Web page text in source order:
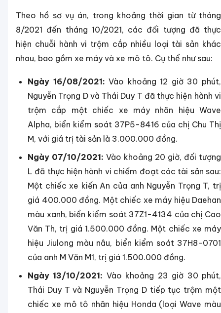
Theo hồ sơ vụ án, trong khoảng thời gian từ tháng
8/2021 đến tháng 10/2021, các đối tượng đã thực
hiện chuỗi hành vi trộm cắp nhiều loại tài sản khác
nhau, bao gồm xe máy và xe mô tô. Cụ thể như sau:
Ngày 16/08/2021: Vào khoảng 12 giờ 30 phút,
Nguyễn Trọng D và Thái Duy T đã thực hiện hành vi
trộm cắp một chiếc xe máy nhãn hiệu Wave
Alpha, biển kiểm soát 37P5-8416 của chị Chu Thị
M, với giá trị tài sản là 3.000.000 đồng.
Ngày 07/10/2021: Vào khoảng 20 giờ, đối tượng
L đã thực hiện hành vi chiếm đoạt các tài sản sau:
Một chiếc xe kiến An của anh Nguyễn Trọng T, trị
giá 400.000 đồng. Một chiếc xe máy hiệu Daehan
màu xanh, biển kiểm soát 37Z1-4134 của chị Cao
Văn Th, trị giá 1.500.000 đồng. Một chiếc xe máy
hiệu Jiulong màu nâu, biển kiểm soát 37H8-0701
của anh M Văn M1, trị giá 1.500.000 đồng.
Ngày 13/10/2021: Vào khoảng 23 giờ 30 phút,
Thái Duy T và Nguyễn Trọng D tiếp tục trộm một
chiếc xe mô tô nhãn hiệu Honda (loại Wave màu